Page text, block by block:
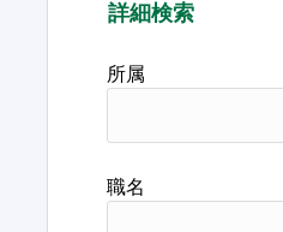
詳細検索
所属
職名